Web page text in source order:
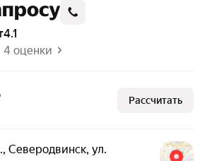
4.1
4 оценки
Рассчитать
, Северодвинск, ул.